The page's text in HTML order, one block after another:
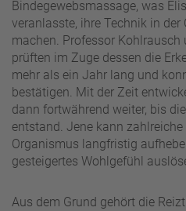
Bindegewebsmassage, was
veranlasste, ihre Technik in
machen. Professor Kohlrausch
prüften im Zuge dessen die
mehr als ein Jahr lang und
bestätigen. Mit der Zeit
dann fortwährend weiter, bis
entstand. Jene kann
Organismus langfristig
gesteigertes Wohlgefühl
Aus dem Grund gehört die